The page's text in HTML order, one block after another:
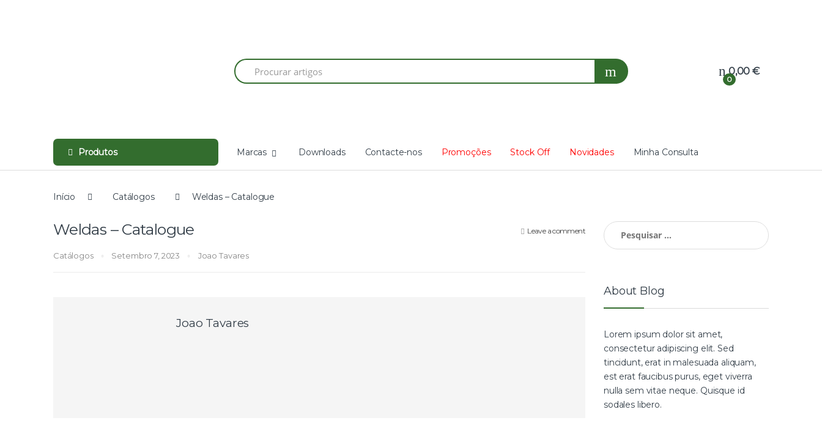
Search
0
0,00€
Produtos Marcas Downloads Contacte-nos Promoções Stock Off Novidades Minha Consulta
Início Catálogos Weldas – Catalogue
Weldas – Catalogue Leave a comment
Catálogos Setembro 7, 2023 Joao Tavares
Joao Tavares
Pesquisar
por:
About Blog
Lorem ipsum dolor sit amet,
consectetur adipiscing elit. Sed
tincidunt, erat in malesuada aliquam,
est erat faucibus purus, eget viverra
nulla sem vitae neque. Quisque id
sodales libero.